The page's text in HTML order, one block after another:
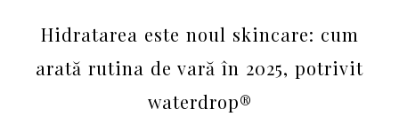
Hidratarea este noul skincare: cum
arată rutina de vară în 2025, potrivit
waterdrop®